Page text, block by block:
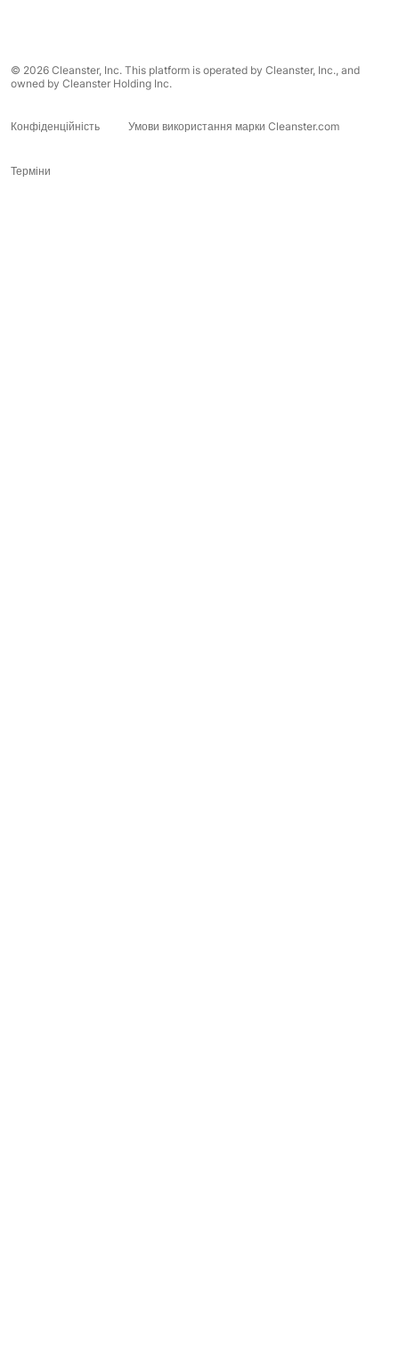
© 2026 Cleanster, Inc. This platform is operated by Cleanster, Inc., and
owned by Cleanster Holding Inc.
Конфіденційність Умови використання марки Cleanster.com
Терміни